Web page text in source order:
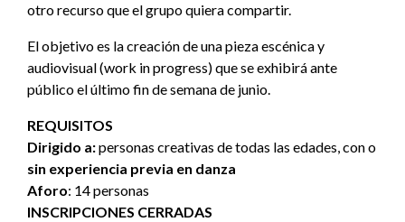
otro recurso que el grupo quiera compartir.
El objetivo es la creación de una pieza escénica y
audiovisual (work in progress) que se exhibirá ante
público el último fin de semana de junio.
REQUISITOS
Dirigido a:personas creativas de todas las edades, con o
sin experiencia previa en danza
Aforo: 14 personas
INSCRIPCIONES CERRADAS